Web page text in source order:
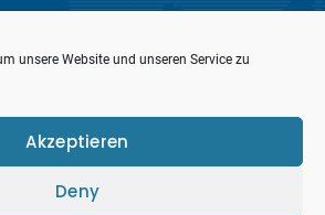
unsere Website und unseren Service zu
Akzeptieren
Deny